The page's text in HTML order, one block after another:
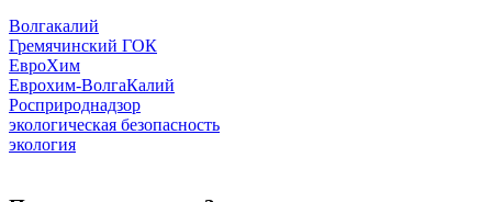
Волгакалий
Гремячинский ГОК
ЕвроХим
Еврохим-ВолгаКалий
Росприроднадзор
экологическая безопасность
экология